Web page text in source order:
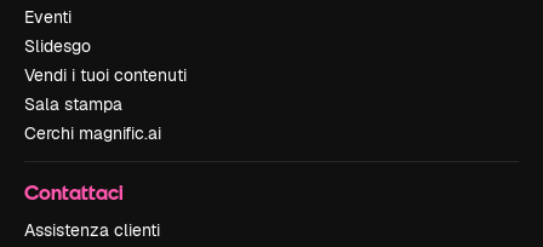
Eventi
Slidesgo
Vendi i tuoi contenuti
Sala stampa
Cerchi magnific.ai
Contattaci
Assistenza clienti